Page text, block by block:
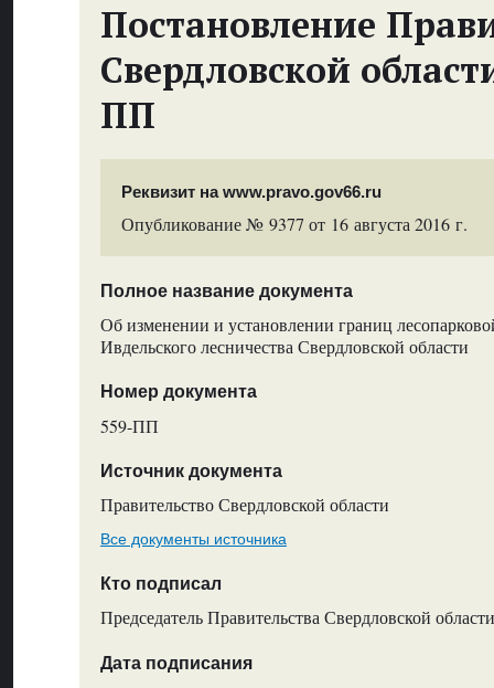
Постановление
Свердловской
ПП
Реквизит на www.pravo.gov66.ru
Опубликование № 9377 от 16 августа 2016 г.
Полное название документа
Об изменении и установлении границ
Ивдельского лесничества Свердловской области
Номер документа
559-ПП
Источник документа
Правительство Свердловской области
Все документы источника
Кто подписал
Председатель Правительства Свердловской
Дата подписания